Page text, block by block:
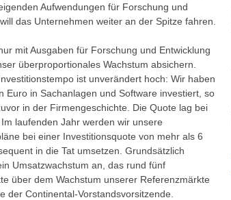
Aufwendungen für Forschung und
das Unternehmen weiter an der Spitze fahren.
mit Ausgaben für Forschung und Entwicklung
überproportionales Wachstum absichern.
ist unverändert hoch: Wir haben
Euro in Sachanlagen und Software investiert, so
in der Firmengeschichte. Die Quote lag bei
laufenden Jahr werden wir unsere
bei einer Investitionsquote von mehr als 6
in die Tat umsetzen. Grundsätzlich
Umsatzwachstum an, das rund fünf
über dem Wachstum unserer Referenzmärkte
der Continental-Vorstandsvorsitzende.